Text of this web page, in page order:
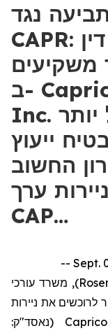
נגד
CAPR: רוזן, משרד עורכי דין
משקיעים
ב- Capricor Therapeutics,
Inc. עם הפסדים של יותר
ייעוץ
החשוב
ערך -
CAP…
), משרד עורכי
לרוכשים את ניירות
(נאסד"ק: